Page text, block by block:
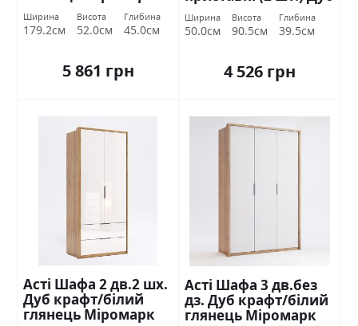
Ширина
179.2см
Висота
52.0см
Глибина
45.0см
5 861 грн
крафт/білий
глянець Міромарк
Ширина
50.0см
Висота
90.5см
Глибина
39.5см
4 526 грн
Асті Шафа 2 дв.2 шх.
Дуб крафт/білий
глянець Міромарк
Асті Шафа 3 дв.без
дз. Дуб крафт/білий
глянець Міромарк